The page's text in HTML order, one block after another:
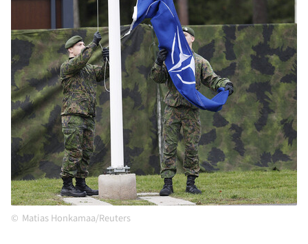
Matias Honkamaa/Reuters